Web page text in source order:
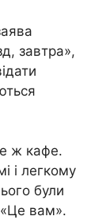
завтра»,
ж кафе.
і легкому
були
«Це вам».